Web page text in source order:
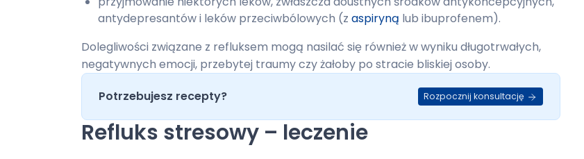
antydepresantów i leków przeciwbólowych (z aspiryną lub ibuprofenem).
Dolegliwości związane z refluksem mogą nasilać się również w wyniku długotrwałych,
negatywnych emocji, przebytej traumy czy żałoby po stracie bliskiej osoby.
Potrzebujesz recepty?
Rozpocznij konsultację
Refluks stresowy – leczenie